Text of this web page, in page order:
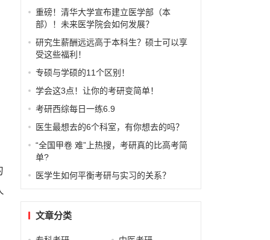
重磅！清华大学宣布建立医学部（本
部）！未来医学院会如何发展？
研究生薪酬远远高于本科生？硕士可以享
受这些福利！
专硕与学硕的11个区别！
学会这3点！让你的考研变简单！
考研西综每日一练6.9
医生最想去的6个科室，有你想去的吗？
“全国甲卷 难”上热搜，考研真的比高考简
单?
医学生如何平衡考研与实习的关系？
文章分类